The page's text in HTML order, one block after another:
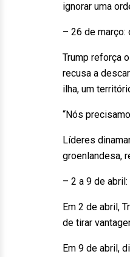
ignorar uma
– 26 de março:
Trump reforça
recusa a
ilha, um
“Nós
Líderes
groenlandesa,
– 2 a 9 de
Em 2 de abril,
de tirar
Em 9 de abril,